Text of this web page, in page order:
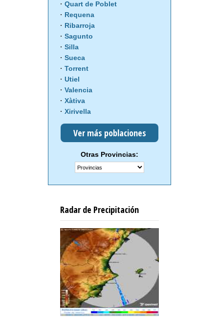
Quart de Poblet
Requena
Ribarroja
Sagunto
Silla
Sueca
Torrent
Utiel
Valencia
Xàtiva
Xirivella
Ver más poblaciones
Otras Provincias:
Radar de Precipitación